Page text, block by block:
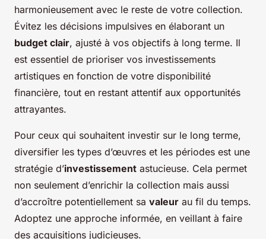
harmonieusement avec le reste de votre collection.
Évitez les décisions impulsives en élaborant un
budget clair, ajusté à vos objectifs à long terme. Il
est essentiel de prioriser vos investissements
artistiques en fonction de votre disponibilité
financière, tout en restant attentif aux opportunités
attrayantes.
Pour ceux qui souhaitent investir sur le long terme,
diversifier les types d’œuvres et les périodes est une
stratégie d’investissement astucieuse. Cela permet
non seulement d’enrichir la collection mais aussi
d’accroître potentiellement sa valeur au fil du temps.
Adoptez une approche informée, en veillant à faire
des acquisitions judicieuses.